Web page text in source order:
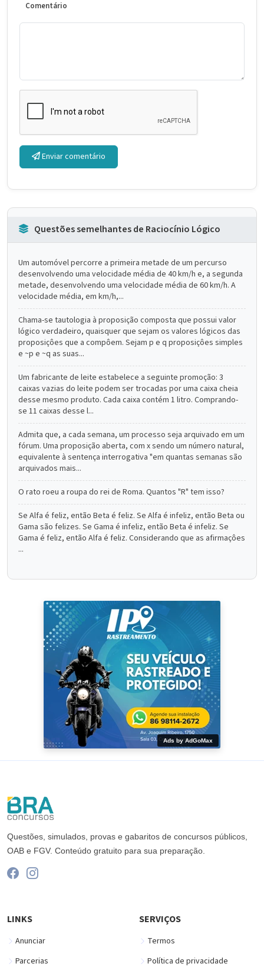
Comentário
Enviar comentário
Questões semelhantes de Raciocínio Lógico
Um automóvel percorre a primeira metade de um percurso
desenvolvendo uma velocidade média de 40 km/h e, a segunda
metade, desenvolvendo uma velocidade média de 60 km/h. A
velocidade média, em km/h,...
Chama-se tautologia à proposição composta que possui valor
lógico verdadeiro, quaisquer que sejam os valores lógicos das
proposiçôes que a compôem. Sejam p e q proposiçôes simples
e ~p e ~q as suas...
Um fabricante de leite estabelece a seguinte promoção: 3
caixas vazias do leite podem ser trocadas por uma caixa cheia
desse mesmo produto. Cada caixa contém 1 litro. Comprando-
se 11 caixas desse l...
Admita que, a cada semana, um processo seja arquivado em um
fórum. Uma proposição aberta, com x sendo um número natural,
equivalente à sentença interrogativa "em quantas semanas são
arquivados mais...
O rato roeu a roupa do rei de Roma. Quantos "R" tem isso?
Se Alfa é feliz, então Beta é feliz. Se Alfa é infeliz, então Beta ou
Gama são felizes. Se Gama é infeliz, então Beta é infeliz. Se
Gama é feliz, então Alfa é feliz. Considerando que as afirmaçôes
...
Ads by AdGoMax
Questões, simulados, provas e gabaritos de concursos públicos,
OAB e FGV. Conteúdo gratuito para sua preparação.
LINKS
Anunciar
Parcerias
SERVIÇOS
Termos
Política de privacidade